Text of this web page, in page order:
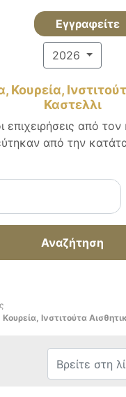
Εγγραφείτε
2026
Κουρεία,
Καστελλι
επιχειρήσεις από
από την
Αναζήτηση
Ινστιτούτα